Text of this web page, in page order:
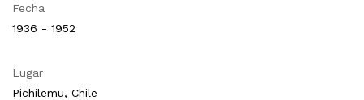
Fecha
1936 - 1952
Lugar
Pichilemu, Chile